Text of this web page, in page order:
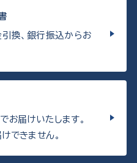
引換、銀行振込からお
お届けいたします。
できません。